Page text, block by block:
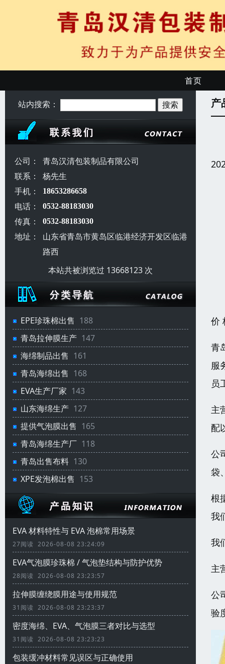
首页
站内搜索：
公司：
青岛汉清包装制品有限公司
联系：
杨先生
手机：
18653286658
电话： 0532-88183030
传真： 0532-88183030
地址：
山东省青岛市黄岛区临港经济开发区临港
路西
本站共被浏览过 13668123 次
EPE珍珠棉出售 188
青岛拉伸膜生产 147
海绵制品出售 161
青岛海绵出售 168
EVA生产厂家 143
山东海绵生产 127
提供气泡膜出售 165
青岛海绵生产厂 118
青岛出售布料 130
XPE发泡棉出售 153
EVA 材料特性与 EVA 泡棉常用场景
27阅读 2026-08-08 23:24:09
EVA气泡膜珍珠棉 / 气泡垫结构与防护优势
28阅读 2026-08-08 23:23:57
拉伸膜缠绕膜用途与使用规范
31阅读 2026-08-08 23:23:37
密度海绵、EVA、气泡膜三者对比与选型
31阅读 2026-08-08 23:23:23
包装缓冲材料常见误区与正确使用
产
价
青
服
员
主
配
公
袋
根
我
我
主
公
验